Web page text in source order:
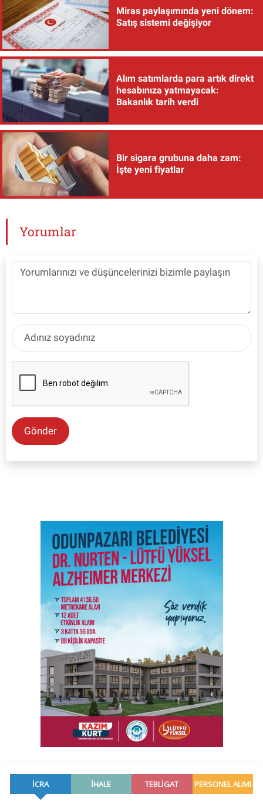
Miras paylaşımında yeni dönem:
Satış sistemi değişiyor
Alım satımlarda para artık direkt
hesabınıza yatmayacak:
Bakanlık tarih verdi
Bir sigara grubuna daha zam:
İşte yeni fiyatlar
Yorumlar
Gönder